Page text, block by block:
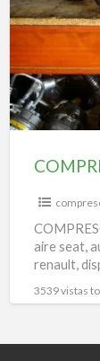
aire seat,
renault,
3539 vistas